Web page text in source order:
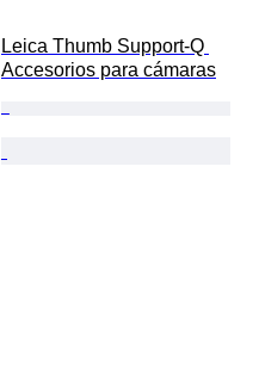
Leica Thumb Support-Q
Accesorios para cámaras